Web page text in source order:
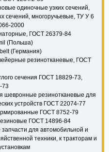
одиночные узких сечений,
сечений, многоручьевые, ТУ У 6
2000
ГОСТ 26379-84
(Польша)
(Германия)
резинотканевые, ГОСТ
сечения ГОСТ 18829-73,
73
шевронные резинотканевые для
устройств ГОСТ 22074-77
ГОСТ 8752-79
ГОСТ 14896-84
для автомобильной и
техники, к тракторам и